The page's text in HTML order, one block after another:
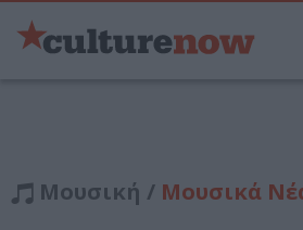
Μουσική / Μουσικά